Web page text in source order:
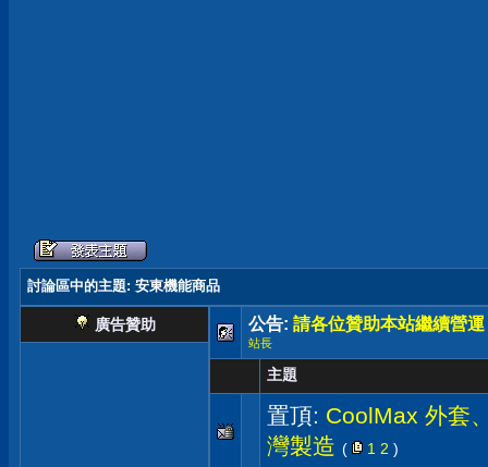
討論區中的主題: 安東機能商品
廣告贊助 公告: 請各位贊助本站繼續營運
站長
主題
置頂: CoolMax 外套
灣製造 ( 1 2 )